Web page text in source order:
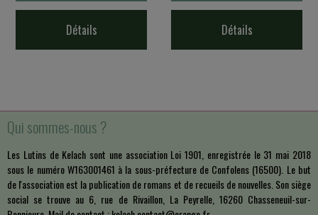
Détails Détails
Qui sommes-nous ?
Les Lutins de Kelach sont une association Loi 1901, enregistrée le 31 mai 2018
sous le numéro W163001461 à la sous-préfecture de Confolens (16500). Le but
de l'association est la publication de romans et de recueils de nouvelles. Son siège
social se trouve au 6, rue de Rivaillon, La Peyrelle, 16260 Chasseneuil-sur-